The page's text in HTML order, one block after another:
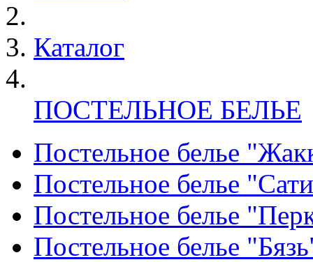
Каталог
ПОСТЕЛЬНОЕ БЕЛЬЕ
Постельное белье
Постельное белье
Постельное белье
Постельное белье